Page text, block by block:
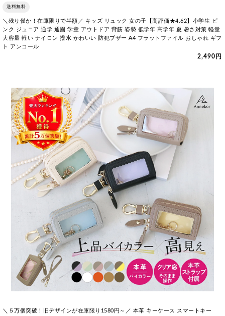
送料無料
＼残り僅か！在庫限りで半額／ キッズ リュック 女の子【高評価★4.62】小学生 ピ
ンク ジュニア 通学 通園 学童 アウトドア 背筋 姿勢 低学年 高学年 夏 暑さ対策 軽量
大容量 軽い ナイロン 撥水 かわいい 防犯ブザー A4 フラットファイル おしゃれ ギフ
ト アンコール
2,490円
＼５万個突破！旧デザインが在庫限り1580円～／ 本革 キーケース スマートキー